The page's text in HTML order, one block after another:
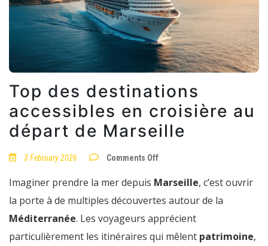
Top des destinations
accessibles en croisière au
départ de Marseille
3 February 2026 Comments Offon
destinations
en
au
départ
de
Imaginer prendre la mer depuis Marseille, c’est ouvrir
la porte à de multiples découvertes autour de la
Méditerranée. Les voyageurs apprécient
particulièrement les itinéraires qui mêlent patrimoine,